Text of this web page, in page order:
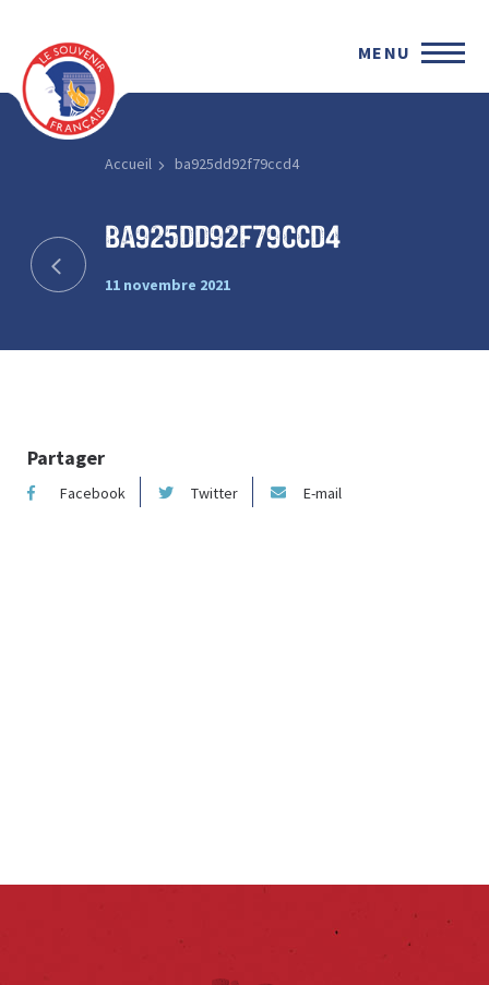
MENU
Accueil ba925dd92f79ccd4
ba925dd92f79ccd4
11 novembre 2021
Partager
Facebook Twitter E-mail